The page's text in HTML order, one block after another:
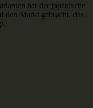
hat der japanische
den Markt gebracht, das